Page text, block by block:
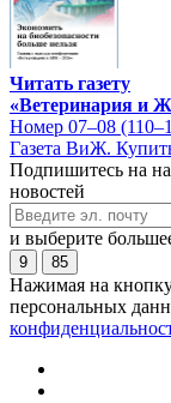
Читать газету
«Ветеринария и
Номер 07–08
Газета ВиЖ.
Подпишитесь на
новостей
и выберите
9 85
Нажимая на
персональных